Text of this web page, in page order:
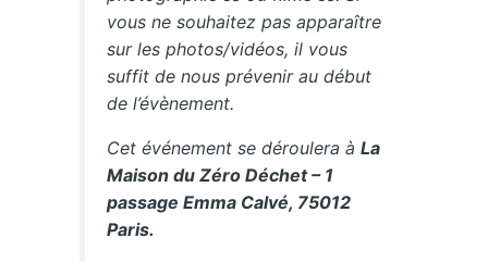
vous ne souhaitez pas apparaître
sur les photos/vidéos, il vous
suffit de nous prévenir au début
de l’évènement.
Cet événement se déroulera àLa
Maison du Zéro Déchet – 1
passage Emma Calvé, 75012
Paris.